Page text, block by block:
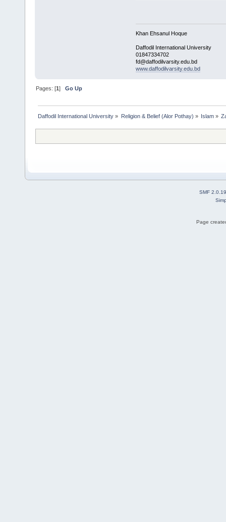
Khan Ehsanul Hoque
Daffodil International University
01847334702
fd@daffodilvarsity.edu.bd
www.daffodilvarsity.edu.bd
Pages: [1]Go Up
Daffodil International University » Religion & Belief (Alor Pothay) » Islam»
SMF 2.0.19
Page